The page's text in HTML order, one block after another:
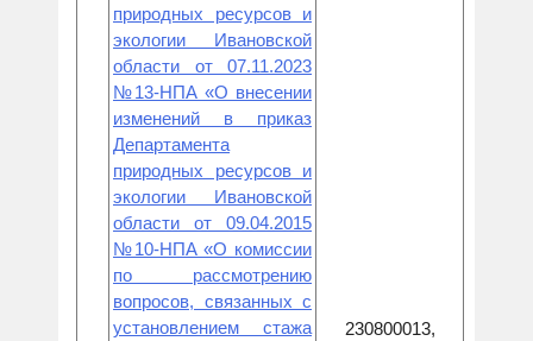
природных ресурсов и
экологии Ивановской
области от 07.11.2023
№13-НПА «О внесении
изменений в приказ
Департамента
природных ресурсов и
экологии Ивановской
области от 09.04.2015
№10-НПА «О комиссии
по рассмотрению
вопросов, связанных с
установлением стажа
230800013,